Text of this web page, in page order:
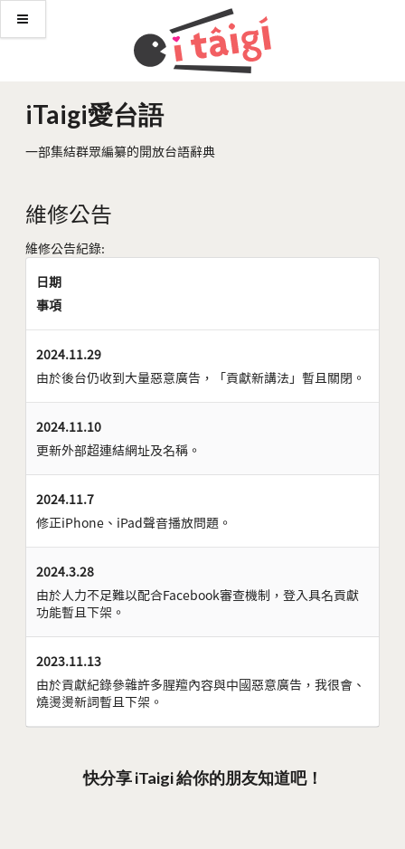
iTaigi愛台語
一部集結群眾編纂的開放台語辭典
維修公告
維修公告紀錄:
日期
事項
2024.11.29
由於後台仍收到大量惡意廣告，「貢獻新講法」暫且關閉。
2024.11.10
更新外部超連結網址及名稱。
2024.11.7
修正iPhone、iPad聲音播放問題。
2024.3.28
由於人力不足難以配合Facebook審查機制，登入具名貢獻
功能暫且下架。
2023.11.13
由於貢獻紀錄參雜許多腥羶內容與中國惡意廣告，我很會、
燒燙燙新詞暫且下架。
快分享 iTaigi 給你的朋友知道吧！